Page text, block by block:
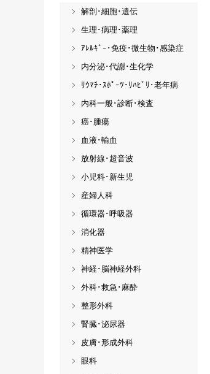
解剖･細胞･遺伝
生理･病理･薬理
ｱﾚﾙｷﾞｰ･免疫･微生物･感染症
内分泌･代謝･生化学
ﾘｳﾏﾁ･ｽﾎﾟｰﾂ･ﾘﾊﾋﾞﾘ･老年病
内科一般･診断･検査
癌･腫瘍
血液･輸血
放射線･超音波
小児科･新生児
産婦人科
循環器･呼吸器
消化器
精神医学
神経･脳神経外科
外科･救急･麻酔
整形外科
腎臓･泌尿器
皮膚･形成外科
眼科